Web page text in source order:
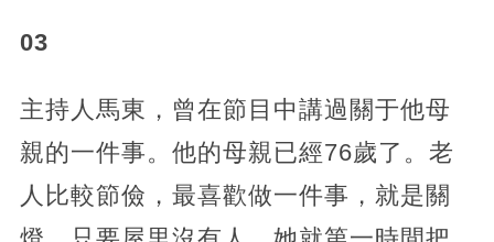
03
主持人馬東，曾在節目中講過關于他母
親的一件事。他的母親已經76歲了。老
人比較節儉，最喜歡做一件事，就是關